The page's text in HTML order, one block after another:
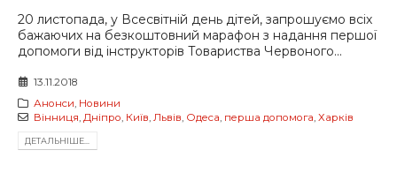
20 листопада, у Всесвітній день дітей, запрошуємо всіх
бажаючих на безкоштовний марафон з надання першої
допомоги від інструкторів Товариства Червоного...
13.11.2018
Анонси, Новини
Вінниця, Дніпро, Київ, Львів, Одеса, перша допомога, Харків
ДЕТАЛЬНIШЕ...